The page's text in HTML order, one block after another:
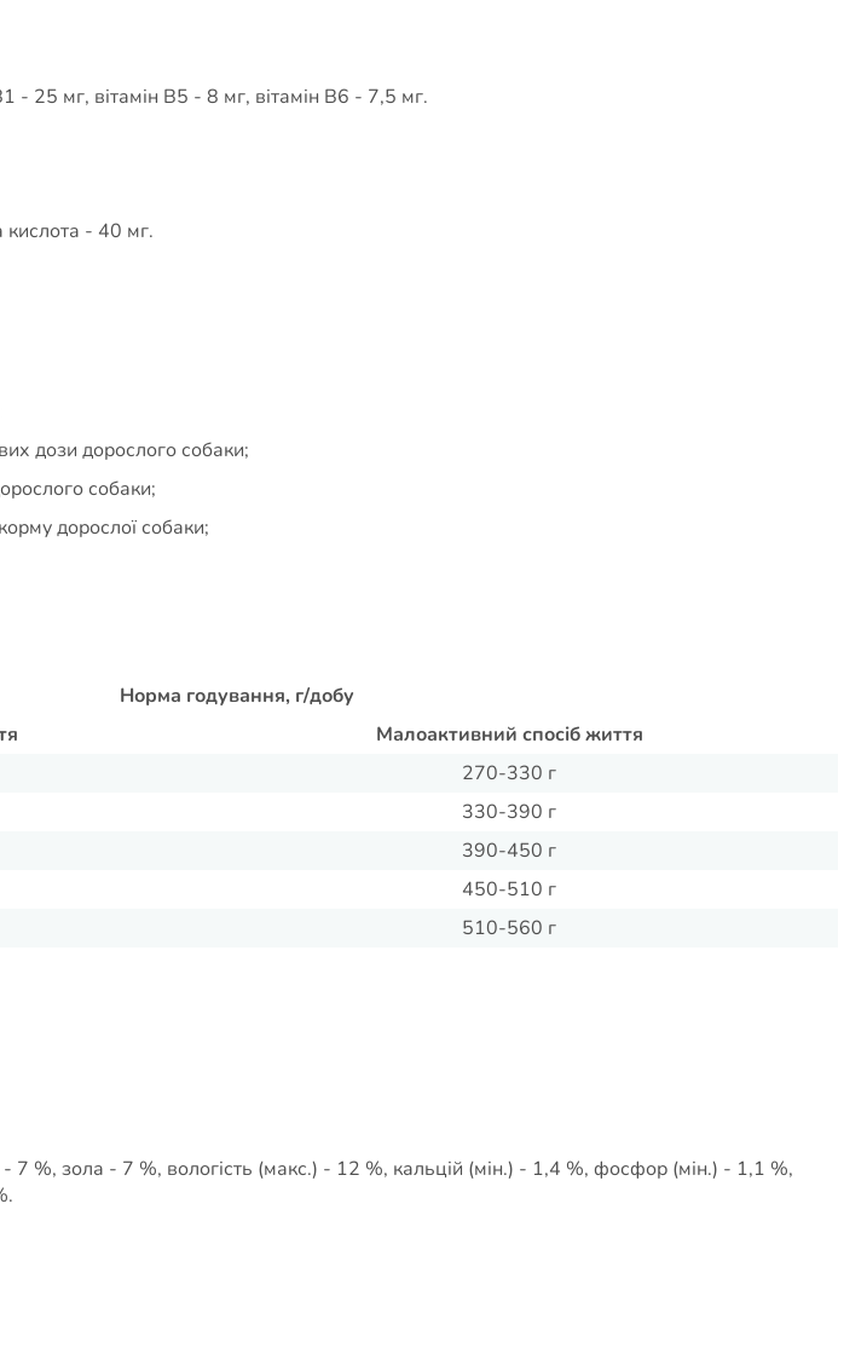
25 мг, вітамін B5 - 8 мг, вітамін B6 - 7,5 мг.
кислота - 40 мг.
дози дорослого собаки;
собаки;
дорослої собаки;
Норма годування, г/добу
Малоактивний спосіб життя
270-330 г
330-390 г
390-450 г
450-510 г
510-560 г
7 %, зола - 7 %, вологість (макс.) - 12 %, кальцій (мін.) - 1,4 %, фосфор (мін.) - 1,1 %,